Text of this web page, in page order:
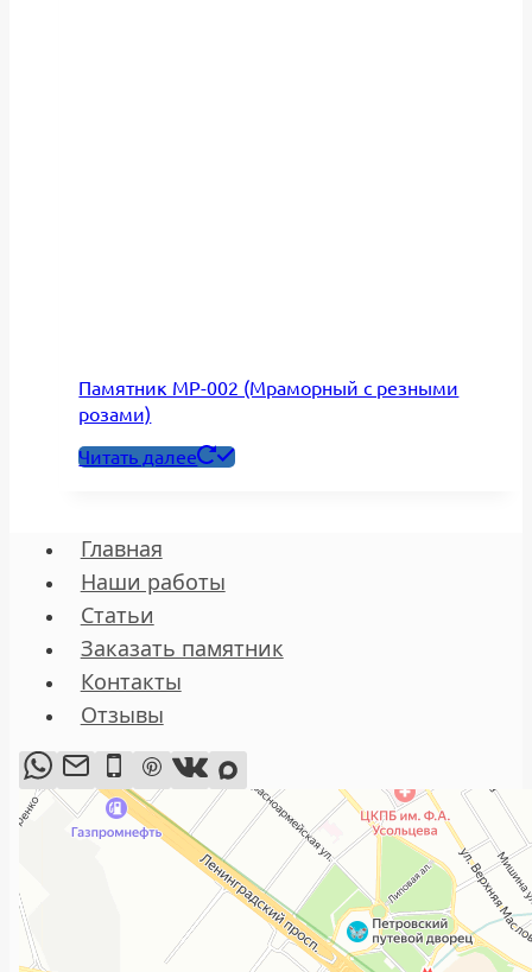
Памятник МР-002 (Мраморный с резными
розами)
Читать далее
Главная
Наши работы
Статьи
Заказать памятник
Контакты
Отзывы